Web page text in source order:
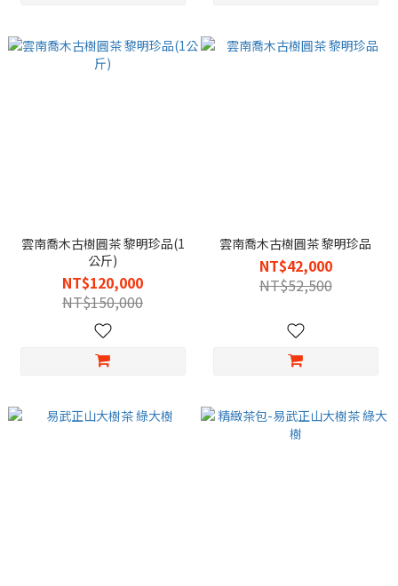
雲南喬木古樹圓茶 黎明珍品(1
公斤)
NT$120,000
NT$150,000
雲南喬木古樹圓茶 黎明珍品
NT$42,000
NT$52,500